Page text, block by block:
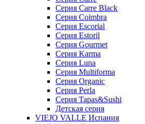
Серия Carre Black
Серия Coimbra
Серия Escorial
Серия Estoril
Серия Gourmet
Серия Karma
Серия Luna
Серия Multiforma
Серия Organic
Серия Perla
Серия Tapas&Sushi
Детская серия
VIEJO VALLE Испания